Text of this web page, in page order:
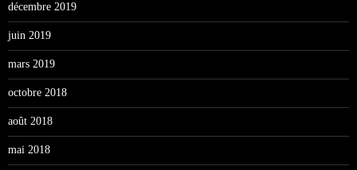
décembre 2019
juin 2019
mars 2019
octobre 2018
août 2018
mai 2018